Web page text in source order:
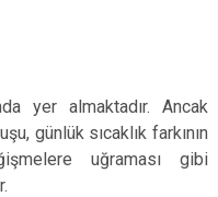
yer almaktadır. Ancak
günlük sıcaklık farkının
uğraması gibi